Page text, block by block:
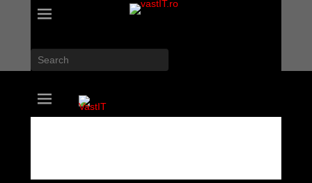
Search
vastIT.ro
Blog de Tehnologie